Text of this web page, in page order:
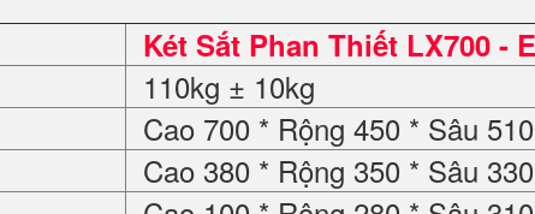
Két Sắt Phan Thiết LX700 -
110kg ± 10kg
Cao 700 * Rộng 450 * Sâu
Cao 380 * Rộng 350 * Sâu